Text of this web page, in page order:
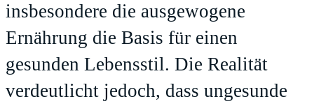
insbesondere die ausgewogene
Ernährung die Basis für einen
gesunden Lebensstil. Die Realität
verdeutlicht jedoch, dass ungesunde